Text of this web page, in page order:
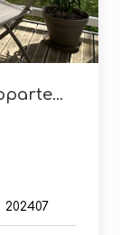
M9101 - La Ria, Charmant Appartement 3 Pers
202407